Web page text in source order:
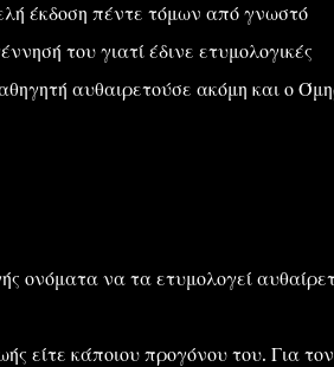
έκδοση πέντε τόμων από γνωστό
του γιατί έδινε ετυμολογικές
αυθαιρετούσε ακόμη και ο
ονόματα να τα ετυμολογεί
είτε κάποιου προγόνου του. Για τον